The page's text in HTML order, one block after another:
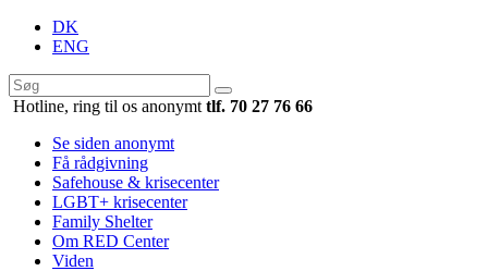
DK
ENG
Hotline, ring til os anonymt tlf. 70 27 76 66
Se siden anonymt
Få rådgivning
Safehouse & krisecenter
LGBT+ krisecenter
Family Shelter
Om RED Center
Viden